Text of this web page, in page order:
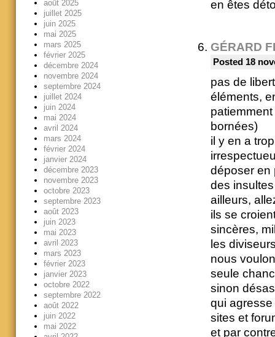
en êtes
GÉRARD
Posted 18
pas de
éléments,
bornées)
il y en a
déposer en
des
ailleurs,
ils se
sincères,
les
nous
seule
sinon
qui agresse
sites et
et par
août 2025
juillet 2025
juin 2025
mai 2025
mars 2025
février 2025
décembre 2024
novembre 2024
septembre 2024
juillet 2024
juin 2024
mai 2024
avril 2024
mars 2024
février 2024
janvier 2024
décembre 2023
novembre 2023
octobre 2023
septembre 2023
août 2023
juin 2023
mai 2023
avril 2023
mars 2023
février 2023
janvier 2023
octobre 2022
septembre 2022
août 2022
juin 2022
mai 2022